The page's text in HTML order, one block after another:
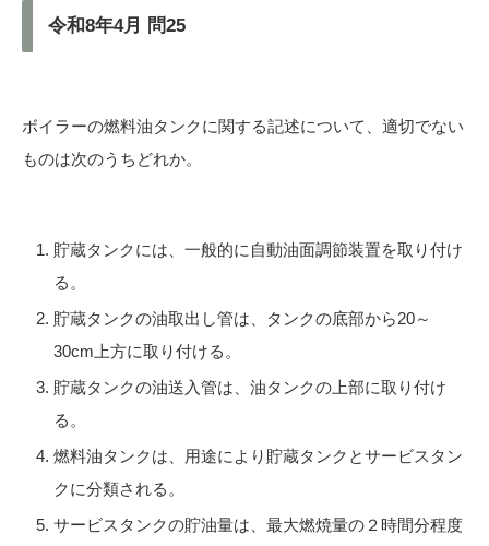
令和8年4月 問25
ボイラーの燃料油タンクに関する記述について、適切でない
ものは次のうちどれか。
貯蔵タンクには、一般的に自動油面調節装置を取り付け
る。
貯蔵タンクの油取出し管は、タンクの底部から20～
30cm上方に取り付ける。
貯蔵タンクの油送入管は、油タンクの上部に取り付け
る。
燃料油タンクは、用途により貯蔵タンクとサービスタン
クに分類される。
サービスタンクの貯油量は、最大燃焼量の２時間分程度